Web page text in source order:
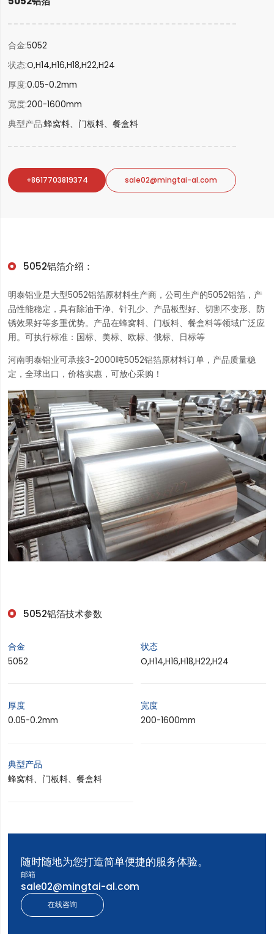
合金 5052
状态O,H14,H16,H18,H22,H24
厚度0.05-0.2mm
宽度200-1600mm
典型产品 蜂窝料、门板料、餐盒料
+8617703819374 sale02@mingtai-al.com
5052铝箔介绍 ：
明泰铝业是大型5052铝箔原材料生产商，公司生产的5052铝箔，产
品性能稳定，具有除油干净、针孔少、产品板型好、切割不变形、防
锈效果好等多重优势。产品在蜂窝料、门板料、餐盒料等领域广泛应
用。可执行标准：国标、美标、欧标、俄标、日标等
河南明泰铝业可承接3-2000吨5052铝箔原材料订单，产品质量稳
定，全球出口，价格实惠，可放心采购！
5052铝箔技术参数
合金
5052
状态
O,H14,H16,H18,H22,H24
厚度
0.05-0.2mm
宽度
200-1600mm
典型产品
蜂窝料、门板料、餐盒料
随时随地为您打造简单便捷的服务体验。
在线咨询
邮箱
sale02@mingtai-al.com